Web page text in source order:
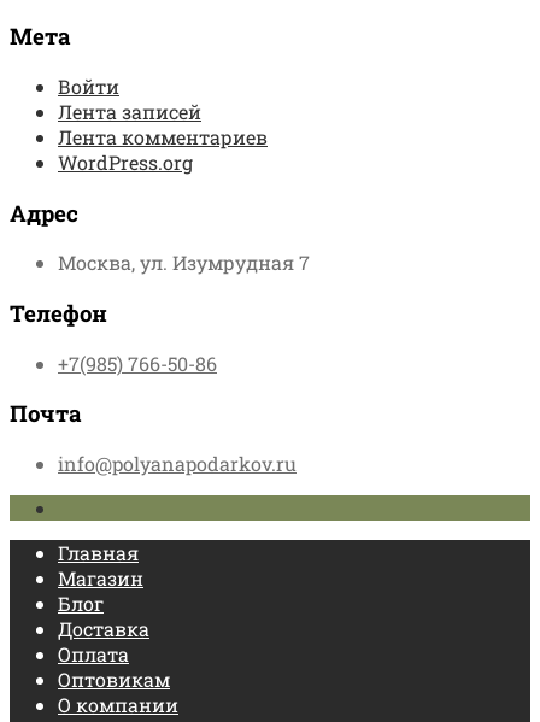
Мета
Войти
Лента записей
Лента комментариев
WordPress.org
Адрес
Москва, ул. Изумрудная 7
Телефон
+7(985) 766-50-86
Почта
info@polyanapodarkov.ru
Главная
Магазин
Блог
Доставка
Оплата
Оптовикам
О компании